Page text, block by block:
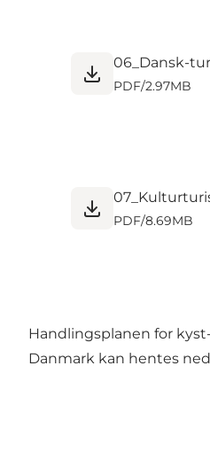
PDF/2.97MB
PDF/8.69MB
Handlingsplanen for
Danmark kan hentes